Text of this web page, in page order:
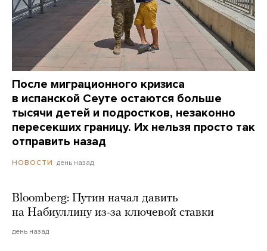
После миграционного кризиса
в испанской Сеуте остаются больше
тысячи детей и подростков, незаконно
пересекших границу. Их нельзя просто так
отправить назад
НОВОСТИ день назад
Bloomberg: Путин начал давить
на Набиуллину из-за ключевой ставки
день назад